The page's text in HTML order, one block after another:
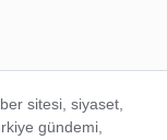
sitesi, siyaset,
gündemi,